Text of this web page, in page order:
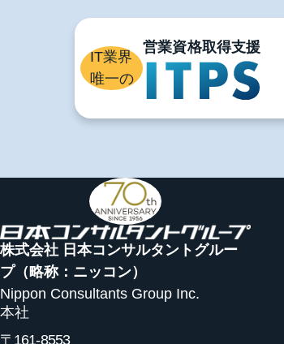
IT業界
唯一の
株式会社 日本コンサルタントグルー
プ（略称：ニッコン）
Nippon Consultants Group Inc.
本社
〒161-8553